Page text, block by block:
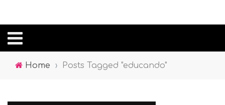
Home › Posts Tagged "educando"